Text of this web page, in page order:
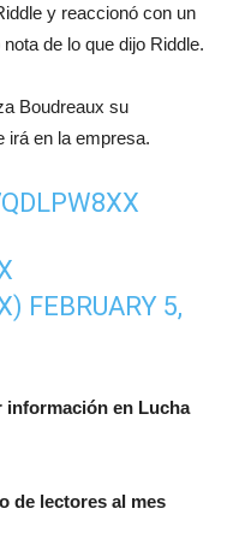
y reaccionó con un
de lo que dijo Riddle.
Boudreaux su
irá en la empresa.
FEBRUARY 5,
información en Lucha
de lectores al mes